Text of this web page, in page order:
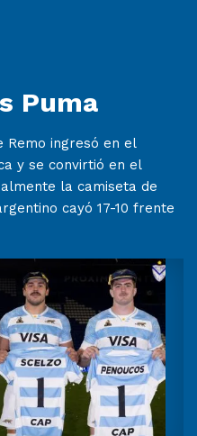
Puma
Remo ingresó en el
y se convirtió en el
la camiseta de
cayó 17-10 frente